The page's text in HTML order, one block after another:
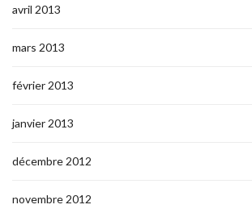
avril 2013
mars 2013
février 2013
janvier 2013
décembre 2012
novembre 2012